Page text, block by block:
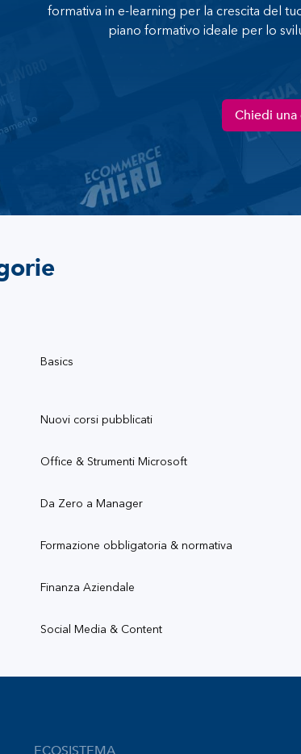
formativa in e-learning per la crescita del
piano formativo ideale per lo
Chiedi
Basics
Nuovi corsi pubblicati
Office & Strumenti Microsoft
Da Zero a Manager
Formazione obbligatoria & normativa
Finanza Aziendale
Social Media & Content